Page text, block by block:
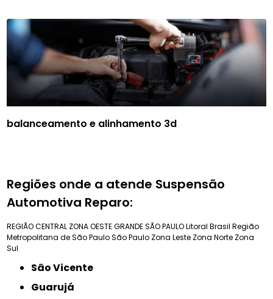
balanceamento e alinhamento 3d
Regiões onde a atende Suspensão
Automotiva Reparo:
REGIÃO CENTRAL ZONA OESTEGRANDE SÃO PAULOLitoral Brasil Região
Metropolitana de São PauloSão Paulo Zona Leste Zona Norte Zona
Sul
São Vicente
Guarujá